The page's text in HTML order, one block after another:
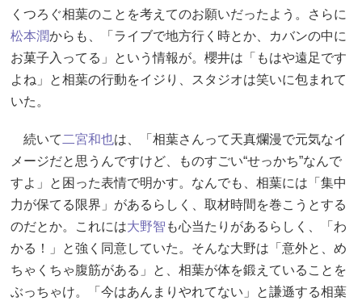
くつろぐ相葉のことを考えてのお願いだったよう。さらに
松本潤からも、「ライブで地方行く時とか、カバンの中に
お菓子入ってる」という情報が。櫻井は「もはや遠足です
よね」と相葉の行動をイジり、スタジオは笑いに包まれて
いた。
続いて 二宮和也は、「相葉さんって天真爛漫で元気なイ
メージだと思うんですけど、ものすごい“せっかち”なんで
すよ」と困った表情で明かす。なんでも、相葉には「集中
力が保てる限界」があるらしく、取材時間を巻こうとする
のだとか。これには大野智 も心当たりがあるらしく、「わ
かる！」と強く同意していた。そんな大野は「意外と、め
ちゃくちゃ腹筋がある」と、相葉が体を鍛えていることを
ぶっちゃけ。「今はあんまりやれてない」と謙遜する相葉